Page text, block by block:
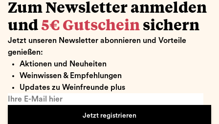
Zum Newsletter anmelden
und 5€ Gutschein sichern
Jetzt unseren Newsletter abonnieren und Vorteile
genießen:
Aktionen und Neuheiten
Weinwissen & Empfehlungen
Updates zu Weinfreunde plus
Ihre E-Mail hier
Jetzt registrieren